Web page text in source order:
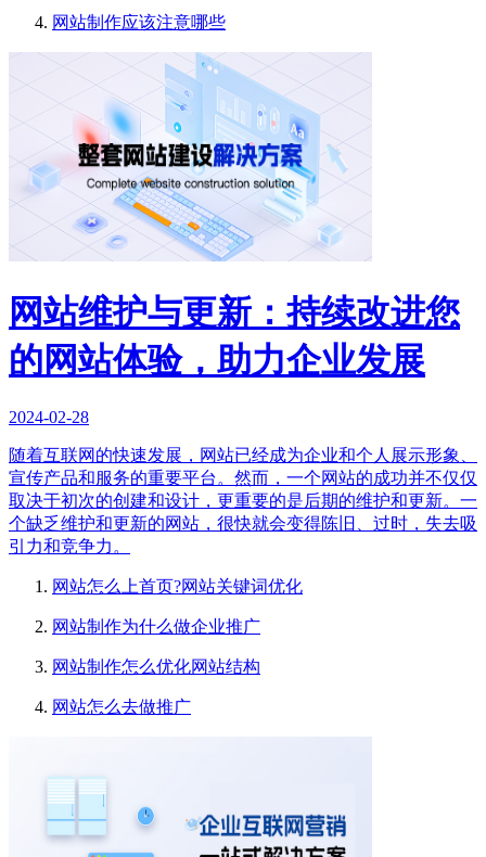
网站制作应该注意哪些
网站维护与更新：持续改进您
的网站体验，助力企业发展
2024-02-28
随着互联网的快速发展，网站已经成为企业和个人展示形象、
宣传产品和服务的重要平台。然而，一个网站的成功并不仅仅
取决于初次的创建和设计，更重要的是后期的维护和更新。一
个缺乏维护和更新的网站，很快就会变得陈旧、过时，失去吸
引力和竞争力。
网站怎么上首页?网站关键词优化
网站制作为什么做企业推广
网站制作怎么优化网站结构
网站怎么去做推广